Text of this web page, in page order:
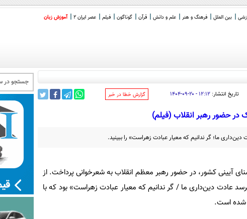
بین الملل فرهنگ و هنر علم و دانش قرآن گوناگون فیلم عصر ایران 2 آموزش زبان
تاریخ انتشار:۱۲:۱۲ - ۲۰-۰۹-۱۴۰۴ ‌گزارش خطا در خبر
در حضور رهبر انقلاب (فیلم)
ما؛ گر ندانیم که معیار عبادت زهراست» را ببینید.
آیینی کشور، در حضور رهبر معظم انقلاب به شعرخوانی پرداخت. از
عادت دین‌داری ما / گر ندانیم که معیار عبادت زهراست» بود که با
شده است.